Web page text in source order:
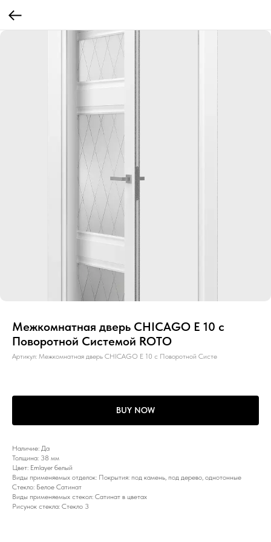
Межкомнатная дверь CHICAGO E 10 с
Поворотной Системой ROTO
Артикул: Межкомнатная дверь CHICAGO E 10 с Поворотной Систе
BUY NOW
Наличие: Да
Толщина: 38 мм
Цвет: Emlayer белый
Виды применяемых отделок: Покрытия: под камень, под дерево, однотонные
Стекло: Белое Сатинат
Виды применяемых стекол: Сатинат в цветах
Рисунок стекла: Стекло 3